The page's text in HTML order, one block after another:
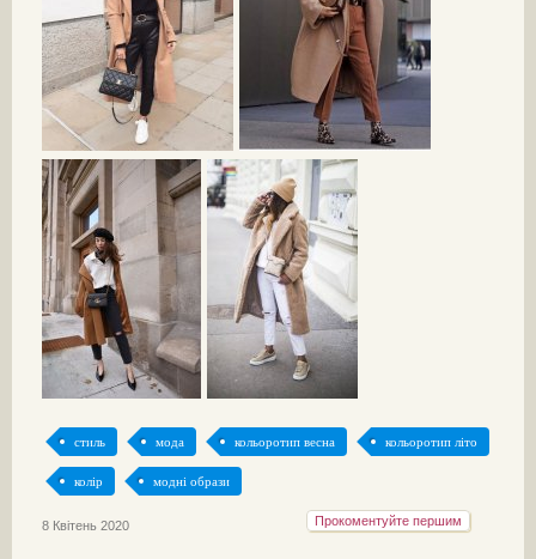
стиль мода кольоротип весна кольоротип літо
колір модні образи
Прокоментуйте першим
8 Квітень 2020